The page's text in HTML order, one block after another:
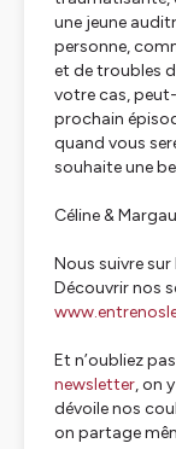
une jeune
personne,
et de troubles
votre cas,
prochain
quand vous
souhaite une
Céline &
Nous suivre
Découvrir nos
Et n’oubliez
newsletter, on
dévoile nos
on partage